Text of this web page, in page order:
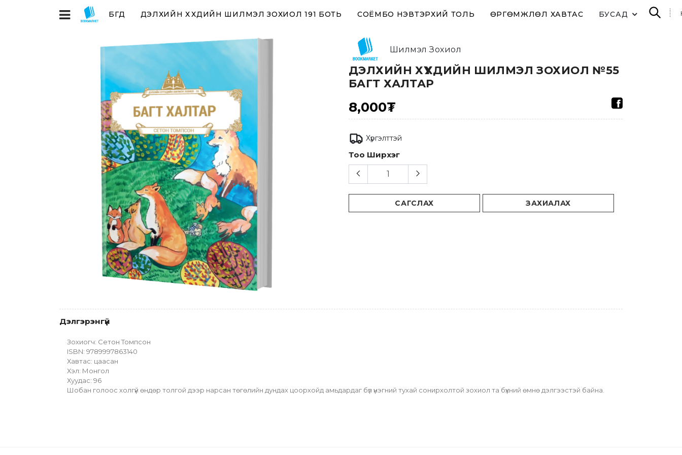
БҮГД ДЭЛХИЙН ХҮҮХДИЙН ШИЛМЭЛ ЗОХИОЛ 191 БОТЬ СОЁМБО НЭВТЭРХИЙ ТОЛЬ ӨРГӨМЖЛӨЛ ХАВТАС БУСАД
Шилмэл Зохиол
ДЭЛХИЙН ХҮҮХДИЙН ШИЛМЭЛ ЗОХИОЛ №55
БАГТ ХАЛТАР
8,000₮
Хүргэлттэй
Тоо Ширхэг
САГСЛАХ ЗАХИАЛАХ
Дэлгэрэнгүй
Зохиогч: Сетон Томпсон
ISBN: 9789997863140
Хавтас: цаасан
Хэл: Монгол
Хуудас: 96
Шобан голоос холгүй өндөр толгой дээр нарсан төгөлийн дундах цоорхойд амьдардаг бүл үнэгний тухай сонирхолтой зохиол та бүхний өмнө дэлгээстэй байна.